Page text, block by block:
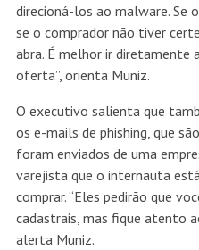
direcioná-los ao malware. Se
se o comprador não tiver
abra. É melhor ir diretamente
oferta”, orienta Muniz.
O executivo salienta que
os e-mails de phishing, que
foram enviados de uma
varejista que o internauta
comprar. “Eles pedirão que
cadastrais, mas fique atento
alerta Muniz.